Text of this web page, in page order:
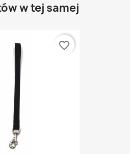
w tej samej
favorite_border